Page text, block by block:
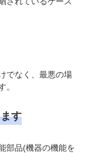
でなく、最悪の場
。
す
部品(機器の機能を